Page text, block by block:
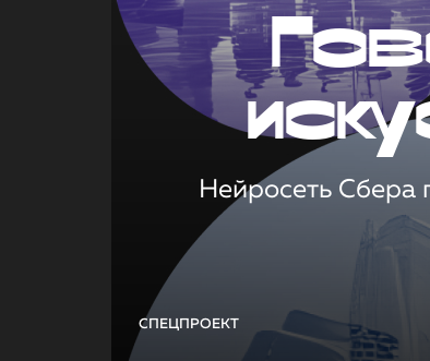
СПЕЦПРОЕКТ
Нейросеть Сбера